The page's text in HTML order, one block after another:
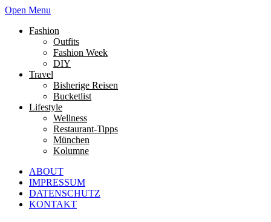
Open Menu
Fashion
Outfits
Fashion Week
DIY
Travel
Bisherige Reisen
Bucketlist
Lifestyle
Wellness
Restaurant-Tipps
München
Kolumne
ABOUT
IMPRESSUM
DATENSCHUTZ
KONTAKT